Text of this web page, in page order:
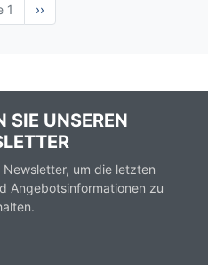
1
Nächste
Seite
››
SIE UNSEREN
um die letzten
Angebotsinformationen zu